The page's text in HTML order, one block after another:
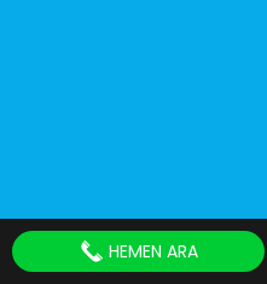
HEMEN ARA